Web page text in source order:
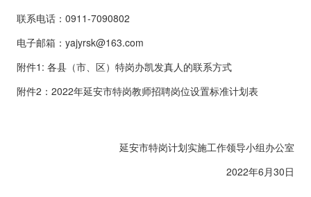
联系电话：0911-7090802
电子邮箱： yajyrsk@163.com
附件1: 各县（市、区）特岗办凯发真人的联系方式
附件2：2022年延安市特岗教师招聘岗位设置标准计划表
延安市特岗计划实施工作领导小组办公室
2022年6月30日